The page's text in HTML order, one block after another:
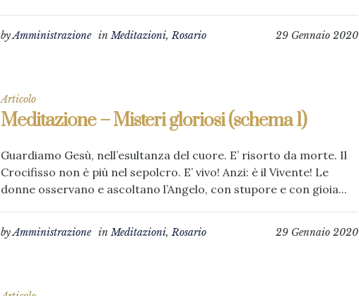
29 Gennaio 2020
byAmministrazione inMeditazioni,Rosario
Articolo
Meditazione – Misteri gloriosi (schema 1)
Guardiamo Gesù, nell’esultanza del cuore. E’ risorto da morte. Il
Crocifisso non è più nel sepolcro. E’ vivo! Anzi: è il Vivente! Le
donne osservano e ascoltano l’Angelo, con stupore e con gioia...
29 Gennaio 2020
byAmministrazione inMeditazioni,Rosario